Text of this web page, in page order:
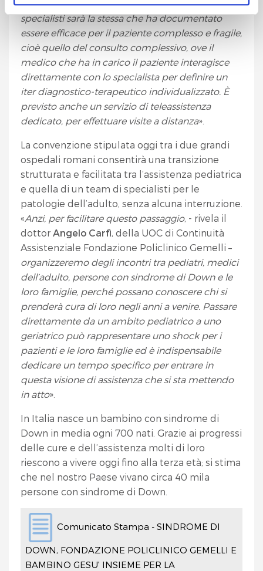
Chiudendo questo banner o utilizzando il pulsante
Rifiuta tutto ", invece, verranno utilizzati i soli cookie
tecnici.
Inoltre, la modalità di interazione con gli
specialisti sarà la stessa che ha documentato
essere efficace per il paziente complesso e fragile,
cioè quello del consulto complessivo, ove il
medico che ha in carico il paziente interagisce
direttamente con lo specialista per definire un
iter diagnostico-terapeutico individualizzato. È
previsto anche un servizio di teleassistenza
dedicato, per effettuare visite a distanza».
La convenzione stipulata oggi tra i due grandi
ospedali romani consentirà una transizione
strutturata e facilitata tra l’assistenza pediatrica
e quella di un team di specialisti per le
patologie dell’adulto, senza alcuna interruzione.
«Anzi, per facilitare questo passaggio, - rivela il
dottor Angelo Carfì, della UOC di Continuità
Assistenziale Fondazione Policlinico Gemelli –
organizzeremo degli incontri tra pediatri, medici
dell’adulto, persone con sindrome di Down e le
loro famiglie, perché possano conoscere chi si
prenderà cura di loro negli anni a venire. Passare
direttamente da un ambito pediatrico a uno
geriatrico può rappresentare uno shock per i
pazienti e le loro famiglie ed è indispensabile
dedicare un tempo specifico per entrare in
questa visione di assistenza che si sta mettendo
in atto».
In Italia nasce un bambino con sindrome di
Down in media ogni 700 nati. Grazie ai progressi
delle cure e dell’assistenza molti di loro
riescono a vivere oggi fino alla terza età; si stima
che nel nostro Paese vivano circa 40 mila
persone con sindrome di Down.
Comunicato Stampa - SINDROME DI
DOWN, FONDAZIONE POLICLINICO GEMELLI E
BAMBINO GESU' INSIEME PER LA